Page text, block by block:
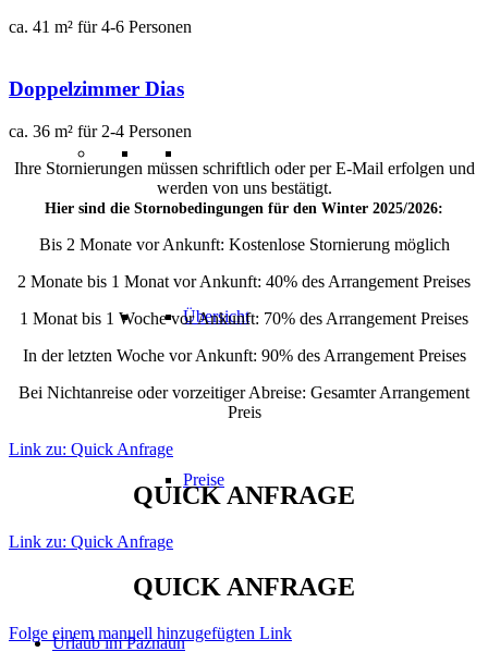
Übersicht
Preise
Urlaub im Paznaun
ca. 41 m² für 4-6 Personen
Doppelzimmer Dias
ca. 36 m² für 2-4 Personen
Ihre Stornierungen müssen schriftlich oder per E-Mail erfolgen und
werden von uns bestätigt.
Hier sind die Stornobedingungen für den Winter 2025/2026:
Bis 2 Monate vor Ankunft: Kostenlose Stornierung möglich
2 Monate bis 1 Monat vor Ankunft: 40% des Arrangement Preises
1 Monat bis 1 Woche vor Ankunft: 70% des Arrangement Preises
In der letzten Woche vor Ankunft: 90% des Arrangement Preises
Bei Nichtanreise oder vorzeitiger Abreise: Gesamter Arrangement
Preis
Link zu: Quick Anfrage
QUICK ANFRAGE
Link zu: Quick Anfrage
QUICK ANFRAGE
Folge einem manuell hinzugefügten Link